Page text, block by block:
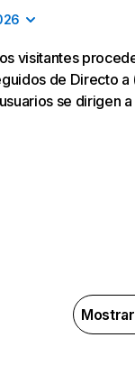
visitantes
de Directo a
se dirigen